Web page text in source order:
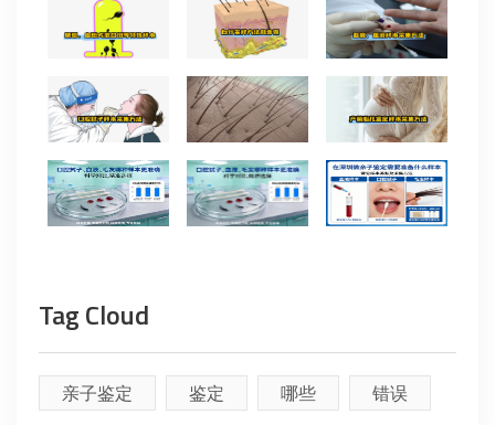
Tag Cloud
亲子鉴定 鉴定 哪些 错误